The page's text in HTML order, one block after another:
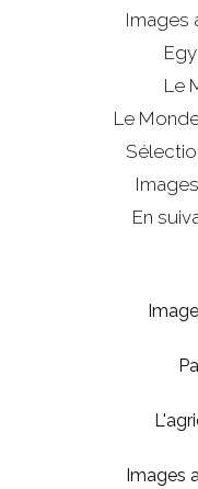
Images
Le
Le
En
Images